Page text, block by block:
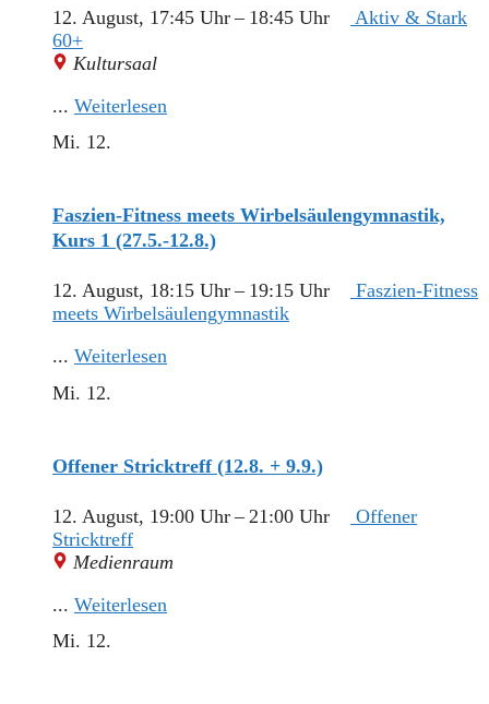
12. August, 17:45 Uhr– 18:45 Uhr
Aktiv & Stark
60+
Kultursaal
... Weiterlesen
Mi. 12.
Faszien-Fitness meets Wirbelsäulengymnastik,
Kurs 1 (27.5.-12.8.)
12. August, 18:15 Uhr– 19:15 Uhr
Faszien-Fitness
meets Wirbelsäulengymnastik
... Weiterlesen
Mi. 12.
Offener Stricktreff (12.8. + 9.9.)
12. August, 19:00 Uhr– 21:00 Uhr
Offener
Stricktreff
Medienraum
... Weiterlesen
Mi. 12.